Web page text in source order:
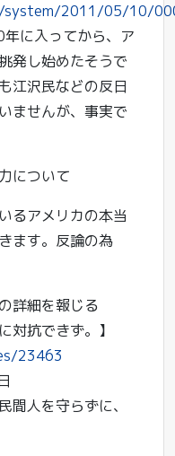
system/2011/05/10/
に入ってから、ア
発し始めたそうで
江沢民などの反日
ませんが、事実で
について
るアメリカの本当
ます。反論の為
詳細を報じる
抗できず。】
23463
人を守らずに、